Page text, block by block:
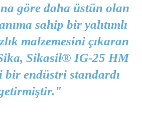
göre daha üstün olan
sahip bir yalıtımlı
malzemesini çıkaran
Sikasil® IG-25 HM
bir endüstri standardı